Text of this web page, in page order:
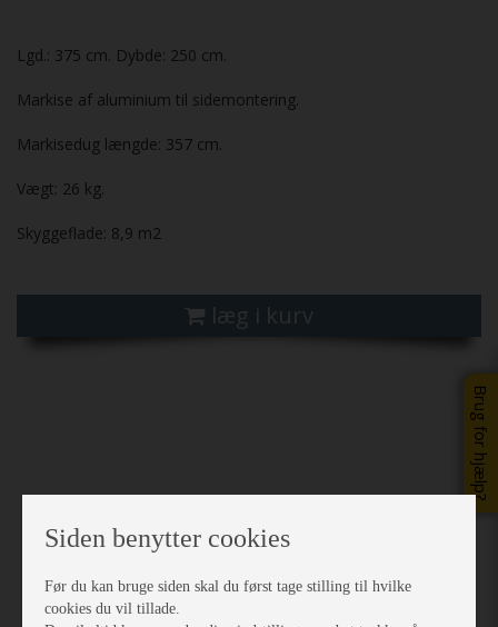
Brug for hjælp?
Lgd.: 375 cm. Dybde: 250 cm.
Markise af aluminium til sidemontering.
Markisedug længde: 357 cm.
Vægt: 26 kg.
Skyggeflade: 8,9 m2
læg i kurv
Siden benytter cookies
Før du kan bruge siden skal du først tage stilling til hvilke
cookies du vil tillade.